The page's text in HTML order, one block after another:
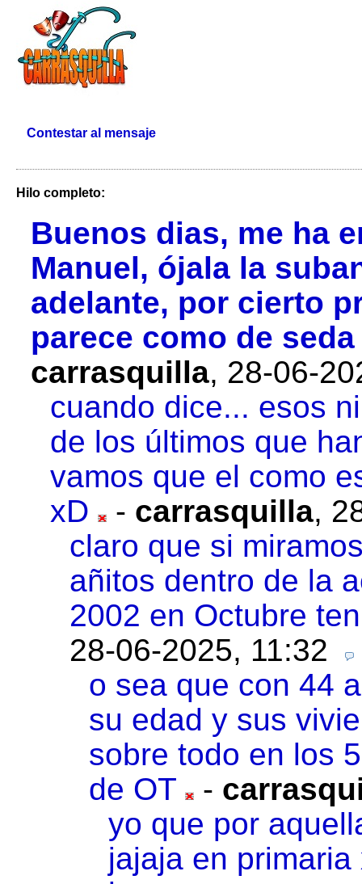
Contestar al mensaje
Hilo completo:
Buenos dias, me ha
Manuel, ójala la
adelante, por cierto
parece como de
carrasquilla, 28-06-
cuando dice... esos
de los últimos que
vamos que el como
xD
- carrasquilla,
claro que si
añitos dentro de la
2002 en Octubre
28-06-2025, 11:32
o sea que con 44
su edad y sus
sobre todo en los
de OT
-
yo que por
jajaja en